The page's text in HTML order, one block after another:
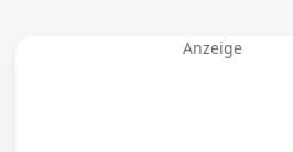
Anzeige